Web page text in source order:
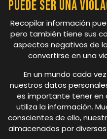
Puede ser una
Recopilar información
pero también tiene sus
aspectos negativos de
convertirse en una
En un mundo cada
nuestros datos
es importante tener en
utiliza la información.
conscientes de ello,
almacenados por